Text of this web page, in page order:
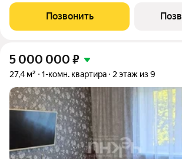
сторону. В квартире один совмещенный
потолков 2.65 м. Дом
Позвонить
5 000 000 ₽
27,4 м² 1-комн. квартира 2 этаж из 9